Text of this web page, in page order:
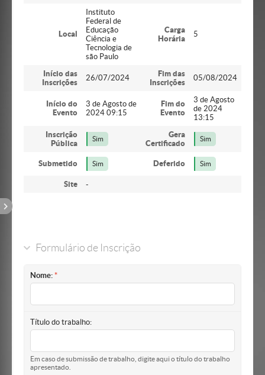
Local
Instituto
Federal de
Educação
Ciência e
Tecnologia de
são Paulo
Carga
Horária
5
Início das
Inscrições
26/07/2024
Fim das
Inscrições
05/08/2024
Início do
Evento
3 de Agosto de
2024 09:15
Fim do
Evento
3 de Agosto
de 2024
13:15
Inscrição
Pública
Sim
Gera
Certificado
Sim
Submetido Sim Deferido Sim
Site -
Formulário de Inscrição
Nome:
Título do trabalho:
Em caso de submissão de trabalho, digite aqui o título do trabalho
apresentado.